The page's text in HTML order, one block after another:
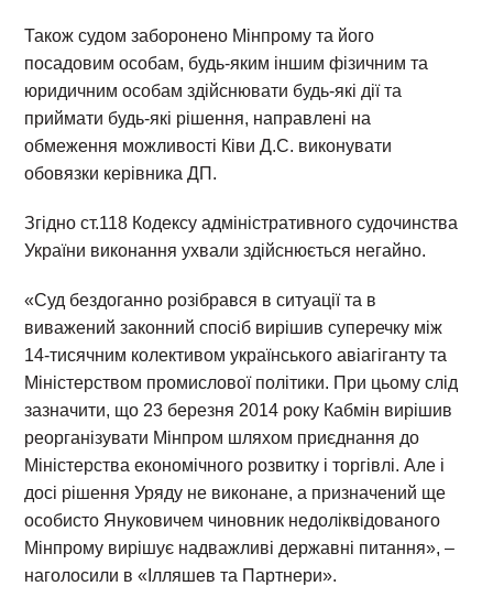
Також судом заборонено Мінпрому та його
посадовим особам, будь-яким іншим фізичним та
юридичним особам здійснювати будь-які дії та
приймати будь-які рішення, направлені на
обмеження можливості Ківи Д.С. виконувати
обовязки керівника ДП.
Згідно ст.118 Кодексу адміністративного судочинства
України виконання ухвали здійснюється негайно.
«Суд бездоганно розібрався в ситуації та в
виважений законний спосіб вирішив суперечку між
14-тисячним колективом українського авіагіганту та
Міністерством промислової політики. При цьому слід
зазначити, що 23 березня 2014 року Кабмін вирішив
реорганізувати Мінпром шляхом приєднання до
Міністерства економічного розвитку і торгівлі. Але і
досі рішення Уряду не виконане, а призначений ще
особисто Януковичем чиновник недоліквідованого
Мінпрому вирішує надважливі державні питання», –
наголосили в «Ілляшев та Партнери».